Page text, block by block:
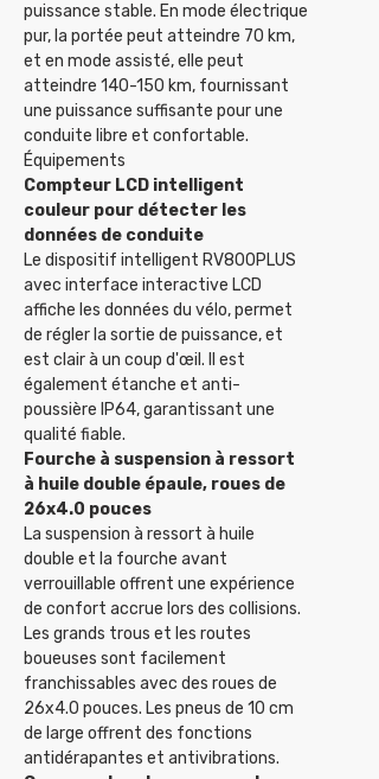
puissance stable. En mode électrique
pur, la portée peut atteindre 70 km,
et en mode assisté, elle peut
atteindre 140-150 km, fournissant
une puissance suffisante pour une
conduite libre et confortable.
Équipements
Compteur LCD intelligent
couleur pour détecter les
données de conduite
Le dispositif intelligent RV800PLUS
avec interface interactive LCD
affiche les données du vélo, permet
de régler la sortie de puissance, et
est clair à un coup d'œil. Il est
également étanche et anti-
poussière IP64, garantissant une
qualité fiable.
Fourche à suspension à ressort
à huile double épaule, roues de
26x4.0 pouces
La suspension à ressort à huile
double et la fourche avant
verrouillable offrent une expérience
de confort accrue lors des collisions.
Les grands trous et les routes
boueuses sont facilement
franchissables avec des roues de
26x4.0 pouces. Les pneus de 10 cm
de large offrent des fonctions
antidérapantes et antivibrations.